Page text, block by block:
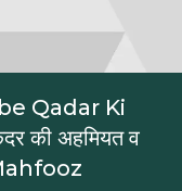
Qadar Ki
की अहमियत व